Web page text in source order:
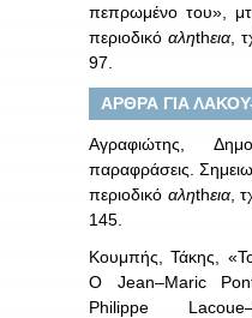
πεπρωμένο του»,
περιοδικό αληthεια ,
97.
ΑΡΘΡΑ ΓΙΑ
Αγραφιώτης,
παραφράσεις.
περιοδικό αληthεια,
145.
Κουμπής, Τάκης, «Το
Ο Jean–Maric
Philippe
Lacoue